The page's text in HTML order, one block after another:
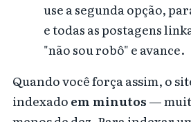
use a segunda opção,
e todas as postagens
"não sou robô" e avance.
Quando você força assim, o
indexadoem minutos—